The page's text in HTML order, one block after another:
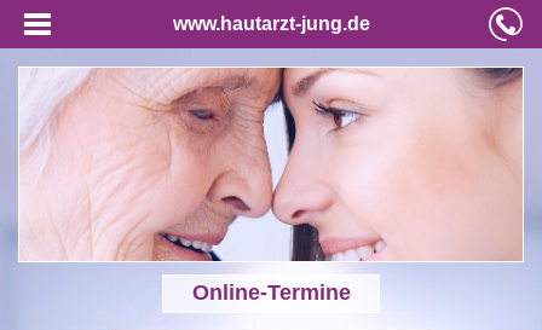
www.hautarzt-jung.de
Online-Termine